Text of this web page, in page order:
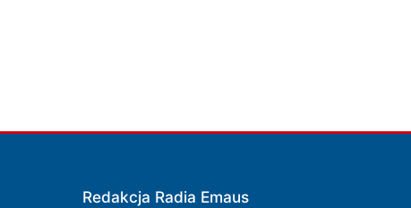
Redakcja Radia Emaus